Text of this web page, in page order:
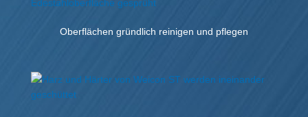
Oberflächen gründlich reinigen und pflegen